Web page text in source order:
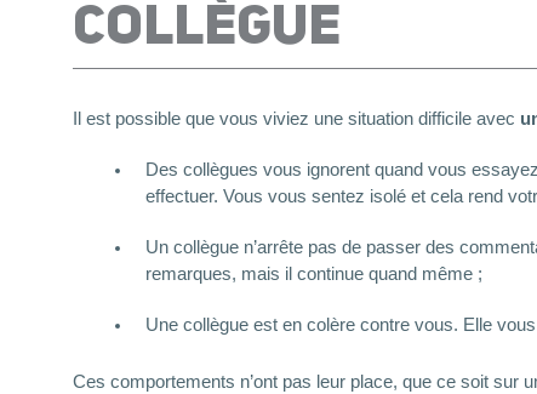
COLLÈGUE
Il est possible que vous viviez une situation difficile avec
Des collègues vous ignorent quand vous
effectuer. Vous vous sentez isolé et cela rend
Un collègue n’arrête pas de passer des
remarques, mais il continue quand même ;
Une collègue est en colère contre vous. Elle
Ces comportements n’ont pas leur place, que ce soit sur